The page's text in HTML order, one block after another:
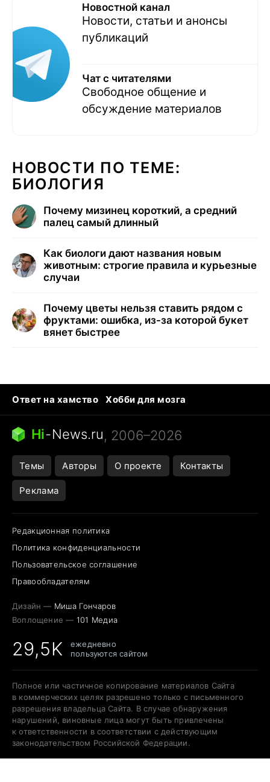
Новостной канал
Новости, статьи и анонсы
публикаций
Чат с читателями
Свободное общение и
обсуждение материалов
НОВОСТИ ПО ТЕМЕ:
БИОЛОГИЯ
Почему мизинец короткий, а средний
палец самый длинный
Как биологи дают названия новым
животным: строгие правила и курьезные
случаи
Почему цветы нельзя ставить рядом с
фруктами: ошибка, из-за которой букет
вянет быстрее
Ответ на хамство
Хобби для мозга
Бензин 100 и 95
Тунцы в океанариуме
Следующая пандемия
Hi-News.ru, 2006–2026
Темы Авторы О проекте Контакты
Реклама
Редакционная политика
Политика конфиденциальности
Пользовательское соглашение
Правообладателям
Дизайн — Миша Гончаров
Воплощение — 101 Медиа
29,5K
ежедневно
пользуются сайтом
Полное или частичное копирование материалов Сайта
в коммерческих целях разрешено только с письменного
разрешения владельца Сайта. В случае обнаружения
нарушений, виновные лица могут быть привлечены
к ответственности в соответствии с действующим
законодательством Российской Федерации.